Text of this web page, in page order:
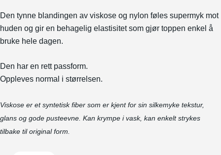
Den tynne blandingen av viskose og nylon føles supermyk mot
huden og gir en behagelig elastisitet som gjør toppen enkel å
bruke hele dagen.
Den har en rett passform.
Oppleves normal i størrelsen.
Viskose er et syntetisk fiber som er kjent for sin silkemyke tekstur,
glans og gode pusteevne. Kan krympe i vask, kan enkelt strykes
tilbake til original form.